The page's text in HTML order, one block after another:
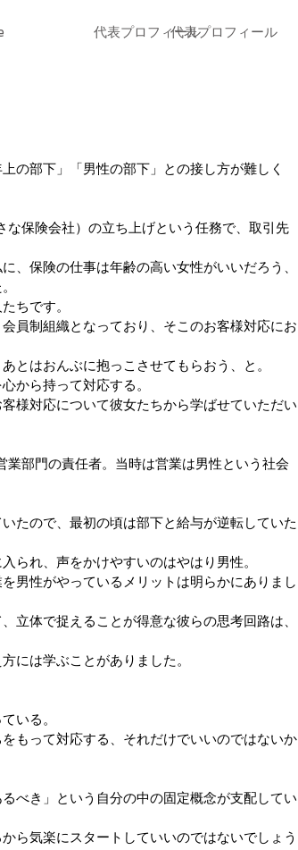
代表プロフィール
の部下」「男性の部下」との接し方が難しく
保険会社）の立ち上げという任務で、取引先
、保険の仕事は年齢の高い女性がいいだろう、
ちです。
員制組織となっており、そこのお客様対応にお
とはおんぶに抱っこさせてもらおう、と。
から持って対応する。
様対応について彼女たちから学ばせていただい
部門の責任者。当時は営業は男性という社会
たので、最初の頃は部下と給与が逆転していた
られ、声をかけやすいのはやはり男性。
男性がやっているメリットは明らかにありまし
立体で捉えることが得意な彼らの思考回路は、
には学ぶことがありました。
いる。
もって対応する、それだけでいいのではないか
べき」という自分の中の固定概念が支配してい
ら気楽にスタートしていいのではないでしょう
代表プロフィール